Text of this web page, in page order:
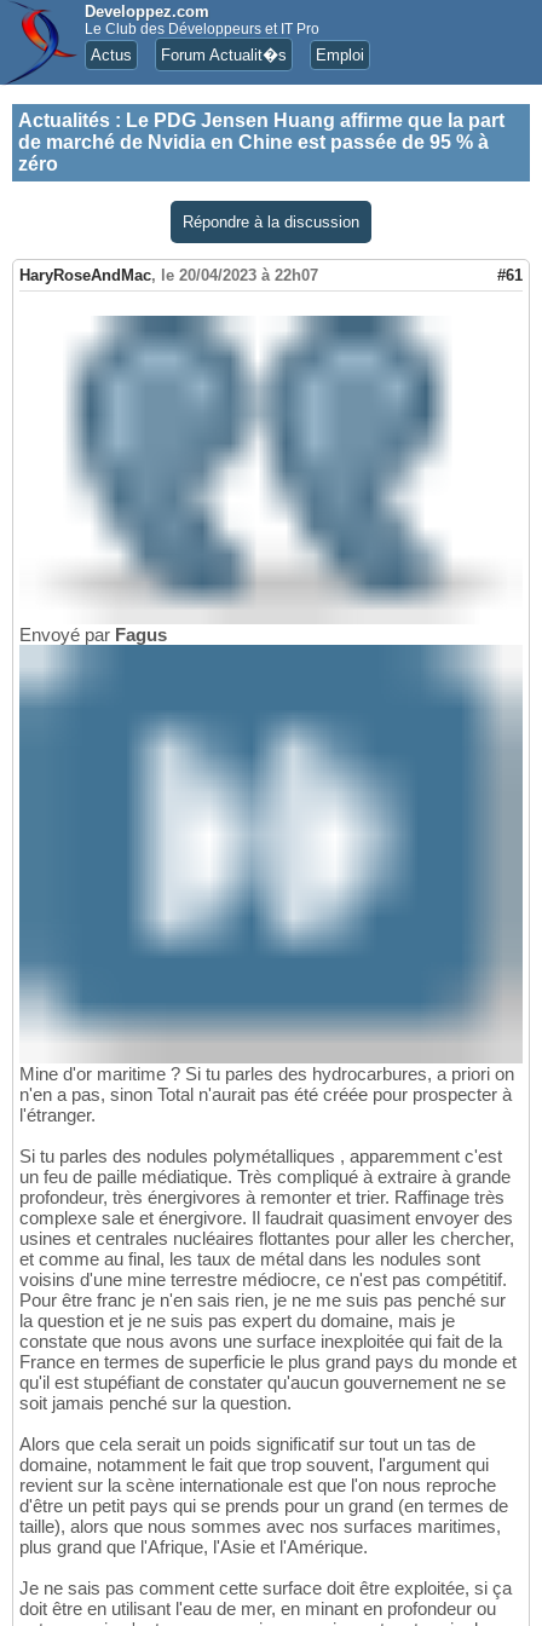
Developpez.com
Le Club des Développeurs et IT Pro
Actus Forum Actualit�s Emploi
Actualités : Le PDG Jensen Huang affirme que la part
de marché de Nvidia en Chine est passée de 95 % à
zéro
Répondre à la discussion
HaryRoseAndMac, le 20/04/2023 à 22h07 #61
Envoyé par Fagus
Mine d'or maritime ? Si tu parles des hydrocarbures, a priori on
n'en a pas, sinon Total n'aurait pas été créée pour prospecter à
l'étranger.
Si tu parles des nodules polymétalliques , apparemment c'est
un feu de paille médiatique. Très compliqué à extraire à grande
profondeur, très énergivores à remonter et trier. Raffinage très
complexe sale et énergivore. Il faudrait quasiment envoyer des
usines et centrales nucléaires flottantes pour aller les chercher,
et comme au final, les taux de métal dans les nodules sont
voisins d'une mine terrestre médiocre, ce n'est pas compétitif.
Pour être franc je n'en sais rien, je ne me suis pas penché sur
la question et je ne suis pas expert du domaine, mais je
constate que nous avons une surface inexploitée qui fait de la
France en termes de superficie le plus grand pays du monde et
qu'il est stupéfiant de constater qu'aucun gouvernement ne se
soit jamais penché sur la question.
Alors que cela serait un poids significatif sur tout un tas de
domaine, notamment le fait que trop souvent, l'argument qui
revient sur la scène internationale est que l'on nous reproche
d'être un petit pays qui se prends pour un grand (en termes de
taille), alors que nous sommes avec nos surfaces maritimes,
plus grand que l'Afrique, l'Asie et l'Amérique.
Je ne sais pas comment cette surface doit être exploitée, si ça
doit être en utilisant l'eau de mer, en minant en profondeur ou